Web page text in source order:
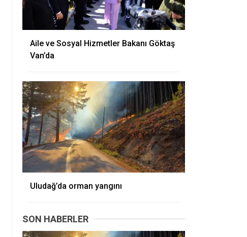
Aile ve Sosyal Hizmetler Bakanı Göktaş
Van’da
Uludağ’da orman yangını
SON HABERLER